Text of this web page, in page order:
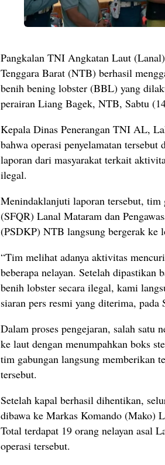
Pangkalan TNI Angkatan Laut
Tenggara Barat (NTB) berhasil
benih bening lobster (BBL) yang
perairan Liang Bagek, NTB, Sabtu
Kepala Dinas Penerangan TNI AL,
bahwa operasi penyelamatan
laporan dari masyarakat terkait
ilegal.
Menindaklanjuti laporan tersebut, tim
(SFQR) Lanal Mataram dan
(PSDKP) NTB langsung bergerak ke
“Tim melihat adanya aktivitas
beberapa nelayan. Setelah dipastikan
benih lobster secara ilegal, kami
siaran pers resmi yang diterima, pada
Dalam proses pengejaran, salah satu
ke laut dengan menumpahkan boks
tim gabungan langsung memberikan
tersebut.
Setelah kapal berhasil dihentikan,
dibawa ke Markas Komando (Mako)
Total terdapat 19 orang nelayan asal
operasi tersebut.